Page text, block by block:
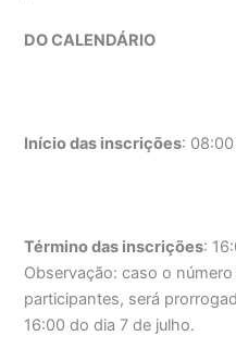
DO CALENDÁRIO
Início das inscrições:
Término das inscrições:
Observação: caso o
participantes, será
16:00 do dia 7 de julho.